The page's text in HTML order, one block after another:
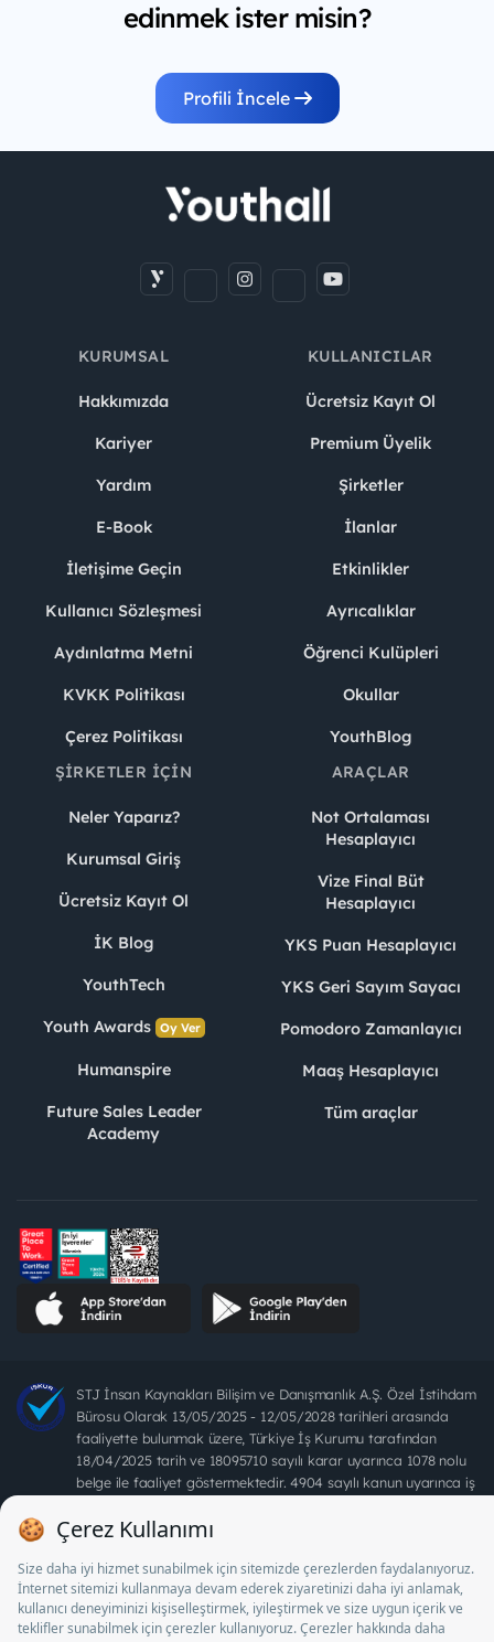
edinmek ister misin?
Profili İncele
KURUMSAL
Hakkımızda
Kariyer
Yardım
E-Book
İletişime Geçin
Kullanıcı Sözleşmesi
Aydınlatma Metni
KVKK Politikası
Çerez Politikası
KULLANICILAR
Ücretsiz Kayıt Ol
Premium Üyelik
Şirketler
İlanlar
Etkinlikler
Ayrıcalıklar
Öğrenci Kulüpleri
Okullar
YouthBlog
ŞIRKETLER İÇIN
Neler Yaparız?
Kurumsal Giriş
Ücretsiz Kayıt Ol
İK Blog
YouthTech
Youth Awards Oy Ver
Humanspire
Future Sales Leader
Academy
ARAÇLAR
Not Ortalaması
Hesaplayıcı
Vize Final Büt
Hesaplayıcı
YKS Puan Hesaplayıcı
YKS Geri Sayım Sayacı
Pomodoro Zamanlayıcı
Maaş Hesaplayıcı
Tüm araçlar
STJ İnsan Kaynakları Bilişim ve Danışmanlık A.Ş. Özel İstihdam
Bürosu Olarak 13/05/2025 - 12/05/2028 tarihleri arasında
faaliyette bulunmak üzere, Türkiye İş Kurumu tarafından
18/04/2025 tarih ve 18095710 sayılı karar uyarınca 1078 nolu
belge ile faaliyet göstermektedir. 4904 sayılı kanun uyarınca iş